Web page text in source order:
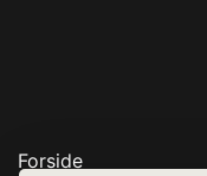
Forside